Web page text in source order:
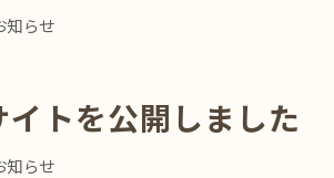
知らせ
イトを公開しました
知らせ